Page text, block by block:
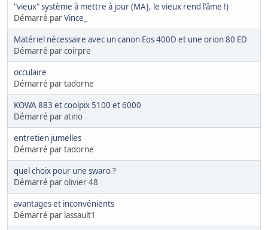
"vieux" système à mettre à jour (MAJ, le vieux rend l'âme !)
Démarré parVince_
Matériel nécessaire avec un canon Eos 400D et une orion 80 ED
Démarré par coirpre
occulaire
Démarré par tadorne
KOWA 883 et coolpix 5100 et 6000
Démarré par atino
entretien jumelles
Démarré par tadorne
quel choix pour une swaro ?
Démarré par olivier 48
avantages et inconvénients
Démarré par lassault1